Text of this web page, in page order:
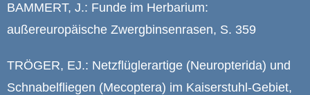
BAMMERT, J.: Funde im Herbarium:
außereuropäische Zwergbinsenrasen, S. 359
TRÖGER, EJ.: Netzflüglerartige (Neuropterida) und
Schnabelfliegen (Mecoptera) im Kaiserstuhl-Gebiet,